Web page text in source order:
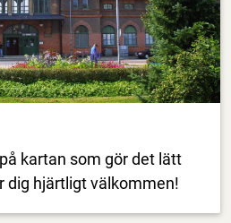
kartan som gör det lätt
dig hjärtligt välkommen!